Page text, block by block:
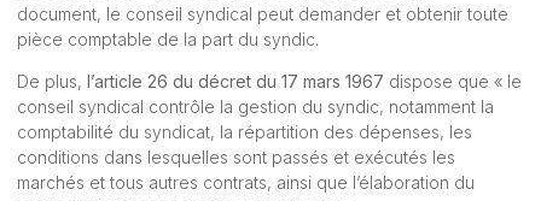
document, le conseil syndical peut demander et obtenir toute
pièce comptable de la part du syndic.
De plus, l’article 26 du décret du 17 mars 1967 dispose que « le
conseil syndical contrôle la gestion du syndic, notamment la
comptabilité du syndicat, la répartition des dépenses, les
conditions dans lesquelles sont passés et exécutés les
marchés et tous autres contrats, ainsi que l’élaboration du